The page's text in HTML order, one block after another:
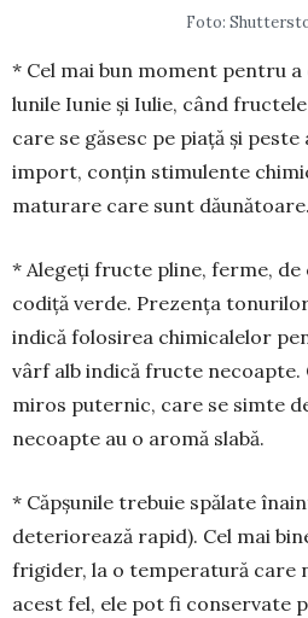
Foto:
* Cel mai bun moment pentru
lunile Iunie și Iulie, când
care se găsesc pe piață și
import, conțin stimu­lente
maturare care sunt dăunătoare.
* Alegeți fructe pline, ferme, de
codiță verde. Pre­zența
indică folosi­rea chimicalelor
vârf alb in­dică fructe necoapte.
miros puternic, care se simte
necoapte au o aromă slabă.
* Căpșunile trebuie spălate
deteriorează ra­pid). Cel mai
frigider, la o temperatură care
acest fel, ele pot fi conservate